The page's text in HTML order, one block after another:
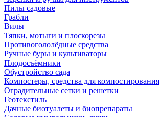
Пилы садовые
Грабли
Вилы
Тяпки, мотыги и плоскорезы
Противогололёдные средства
Ручные буры и культиваторы
Плодосъёмники
Обустройство сада
Компостеры, средства для компостирования
Оградительные сетки и решетки
Геотекстиль
Дачные биотуалеты и биопрепараты